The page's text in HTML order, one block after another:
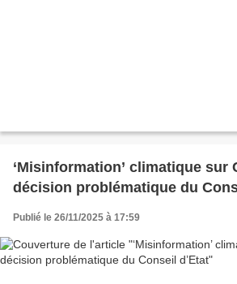
‘Misinformation’ climatique sur
décision problématique du
Publié le 26/11/2025 à 17:59